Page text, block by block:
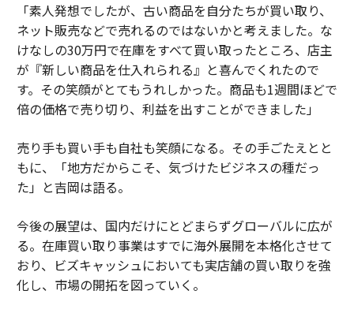
「素人発想でしたが、古い商品を自分たちが買い取り、
ネット販売などで売れるのではないかと考えました。な
けなしの30万円で在庫をすべて買い取ったところ、店主
が『新しい商品を仕入れられる』と喜んでくれたので
す。その笑顔がとてもうれしかった。商品も1週間ほどで
倍の価格で売り切り、利益を出すことができました」
売り手も買い手も自社も笑顔になる。その手ごたえとと
もに、「地方だからこそ、気づけたビジネスの種だっ
た」と吉岡は語る。
今後の展望は、国内だけにとどまらずグローバルに広が
る。在庫買い取り事業はすでに海外展開を本格化させて
おり、ビズキャッシュにおいても実店舗の買い取りを強
化し、市場の開拓を図っていく。